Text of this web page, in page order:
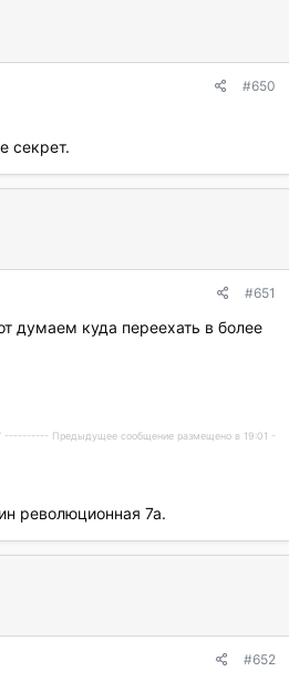
#650
секрет.
#651
думаем куда переехать в более
---------- Предыдущее сообщение размещено в 19:01 -
революционная 7а.
#652